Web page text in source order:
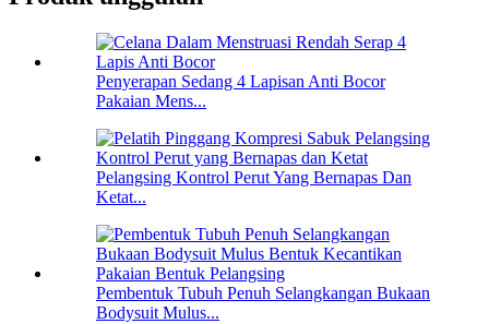
Penyerapan Sedang 4 Lapisan Anti Bocor
Pakaian Mens...
Pelangsing Kontrol Perut Yang Bernapas Dan
Ketat...
Pembentuk Tubuh Penuh Selangkangan Bukaan
Bodysuit Mulus...